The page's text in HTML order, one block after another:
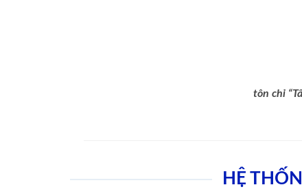
tôn chỉ
HỆ